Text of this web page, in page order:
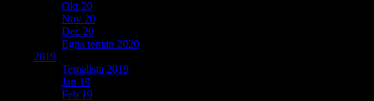
Okt 20
Nov 20
Dec 20
Egna teman 2020
2019
Temalista 2019
Jan 19
Feb 19